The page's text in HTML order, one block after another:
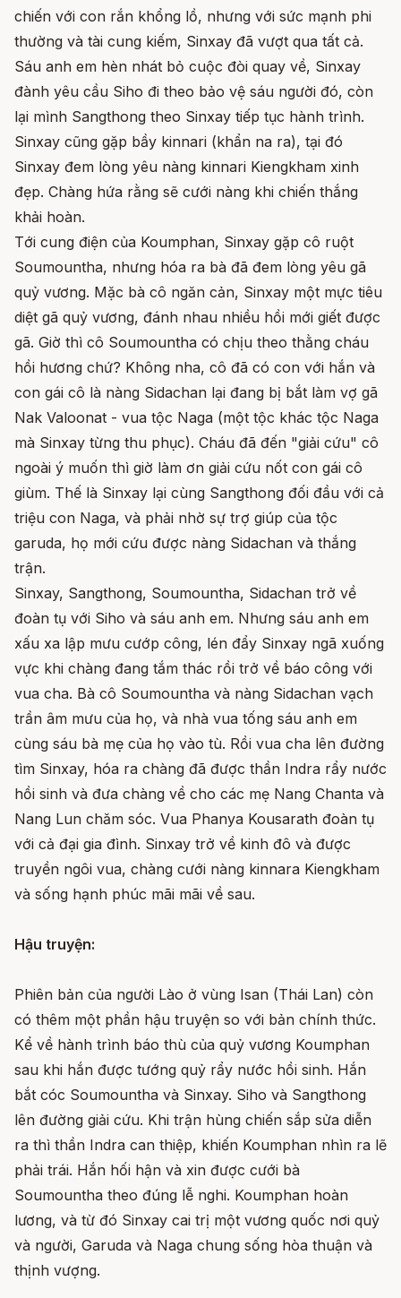
chiến với con rắn khổng lồ, nhưng với sức mạnh phi
thường và tài cung kiếm, Sinxay đã vượt qua tất cả.
Sáu anh em hèn nhát bỏ cuộc đòi quay về, Sinxay
đành yêu cầu Siho đi theo bảo vệ sáu người đó, còn
lại mình Sangthong theo Sinxay tiếp tục hành trình.
Sinxay cũng gặp bầy kinnari (khẩn na ra), tại đó
Sinxay đem lòng yêu nàng kinnari Kiengkham xinh
đẹp. Chàng hứa rằng sẽ cưới nàng khi chiến thắng
khải hoàn.
Tới cung điện của Koumphan, Sinxay gặp cô ruột
Soumountha, nhưng hóa ra bà đã đem lòng yêu gã
quỷ vương. Mặc bà cô ngăn cản, Sinxay một mực tiêu
diệt gã quỷ vương, đánh nhau nhiều hồi mới giết được
gã. Giờ thì cô Soumountha có chịu theo thằng cháu
hồi hương chứ? Không nha, cô đã có con với hắn và
con gái cô là nàng Sidachan lại đang bị bắt làm vợ gã
Nak Valoonat - vua tộc Naga (một tộc khác tộc Naga
mà Sinxay từng thu phục). Cháu đã đến "giải cứu" cô
ngoài ý muốn thì giờ làm ơn giải cứu nốt con gái cô
giùm. Thế là Sinxay lại cùng Sangthong đối đầu với cả
triệu con Naga, và phải nhờ sự trợ giúp của tộc
garuda, họ mới cứu được nàng Sidachan và thắng
trận.
Sinxay, Sangthong, Soumountha, Sidachan trở về
đoàn tụ với Siho và sáu anh em. Nhưng sáu anh em
xấu xa lập mưu cướp công, lén đẩy Sinxay ngã xuống
vực khi chàng đang tắm thác rồi trở về báo công với
vua cha. Bà cô Soumountha và nàng Sidachan vạch
trần âm mưu của họ, và nhà vua tống sáu anh em
cùng sáu bà mẹ của họ vào tù. Rồi vua cha lên đường
tìm Sinxay, hóa ra chàng đã được thần Indra rẩy nước
hồi sinh và đưa chàng về cho các mẹ Nang Chanta và
Nang Lun chăm sóc. Vua Phanya Kousarath đoàn tụ
với cả đại gia đình. Sinxay trở về kinh đô và được
truyền ngôi vua, chàng cưới nàng kinnara Kiengkham
và sống hạnh phúc mãi mãi về sau.
Hậu truyện:
Phiên bản của người Lào ở vùng Isan (Thái Lan) còn
có thêm một phần hậu truyện so với bản chính thức.
Kể về hành trình báo thù của quỷ vương Koumphan
sau khi hắn được tướng quỷ rẩy nước hồi sinh. Hắn
bắt cóc Soumountha và Sinxay. Siho và Sangthong
lên đường giải cứu. Khi trận hùng chiến sắp sửa diễn
ra thì thần Indra can thiệp, khiến Koumphan nhìn ra lẽ
phải trái. Hắn hối hận và xin được cưới bà
Soumountha theo đúng lễ nghi. Koumphan hoàn
lương, và từ đó Sinxay cai trị một vương quốc nơi quỷ
và người, Garuda và Naga chung sống hòa thuận và
thịnh vượng.